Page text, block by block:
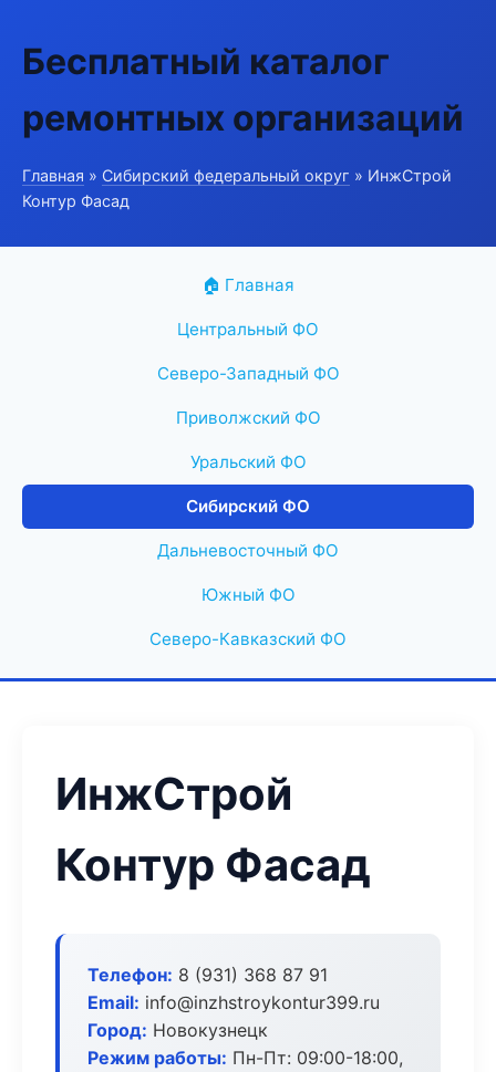
Бесплатный каталог
ремонтных организаций
Главная » Сибирский федеральный округ » ИнжСтрой
Контур Фасад
🏠 Главная
Центральный ФО
Северо-Западный ФО
Приволжский ФО
Уральский ФО
Сибирский ФО
Дальневосточный ФО
Южный ФО
Северо-Кавказский ФО
ИнжСтрой
Контур Фасад
Телефон: 8 (931) 368 87 91
Email: info@inzhstroykontur399.ru
Город: Новокузнецк
Режим работы: Пн-Пт: 09:00-18:00,